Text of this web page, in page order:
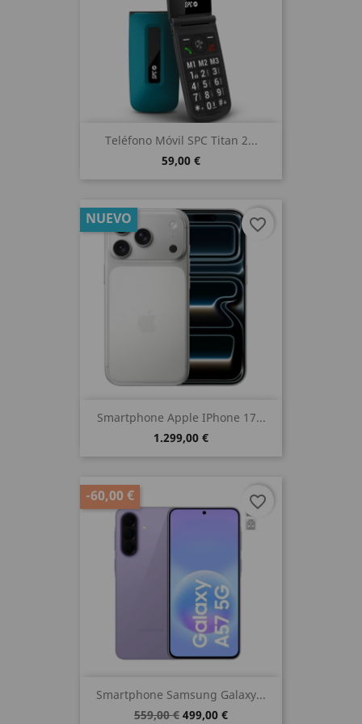
Teléfono Móvil SPC Titan 2...
59,00 €
Smartphone Apple IPhone 17...
1.299,00 €
NUEVO favorite_border
Smartphone Samsung Galaxy...
559,00 € 499,00 €
-60,00 € favorite_border